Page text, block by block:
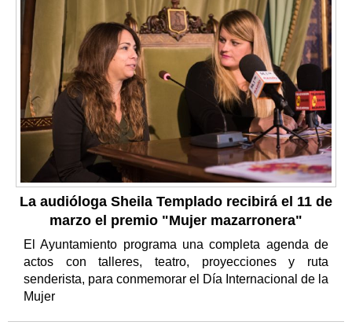
La audióloga Sheila Templado recibirá el 11 de
marzo el premio "Mujer mazarronera"
El Ayuntamiento programa una completa agenda de
actos con talleres, teatro, proyecciones y ruta
senderista, para conmemorar el Día Internacional de la
Mujer